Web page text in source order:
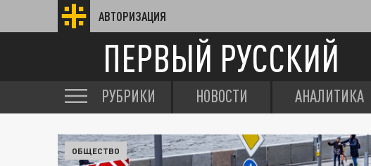
АВТОРИЗАЦИЯ
ПЕРВЫЙ РУССКИЙ
РУБРИКИ НОВОСТИ АНАЛИТИКА
ОБЩЕСТВО